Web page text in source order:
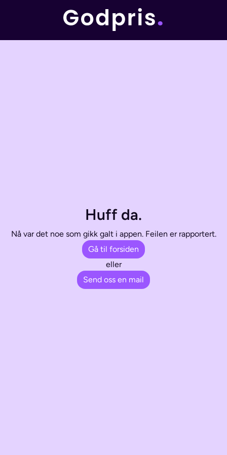
Huff da.
Nå var det noe som gikk galt i appen. Feilen er rapportert.
Gå til forsiden
eller
Send oss en mail